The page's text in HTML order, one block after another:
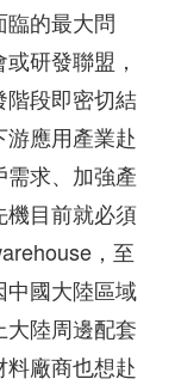
臨的最大問
研發聯盟，
階段即密切結
應用產業赴
求、加強產
機目前就必須
，至
中國大陸區域
陸周邊配套
廠商也想赴